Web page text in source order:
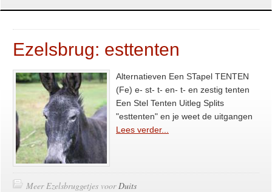
Ezelsbrug: esttenten
Alternatieven Een STapel TENTEN
(Fe) e- st- t- en- t- en zestig tenten
Een Stel Tenten Uitleg Splits
"esttenten" en je weet de uitgangen
Lees verder...
Meer Ezelsbruggetjes voorDuits